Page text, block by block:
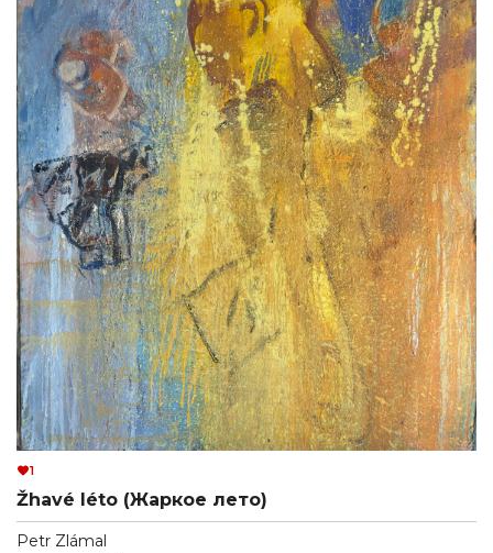
1
Žhavé léto (Жаркое лето)
Petr Zlámal